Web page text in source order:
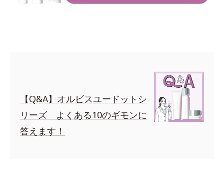
【Q&A】オルビスユードットシ
リーズ よくある10のギモンに
答えます！